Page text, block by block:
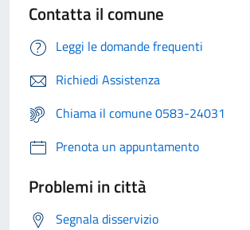
Contatta il comune
Leggi le domande frequenti
Richiedi Assistenza
Chiama il comune 0583-24031
Prenota un appuntamento
Problemi in città
Segnala disservizio